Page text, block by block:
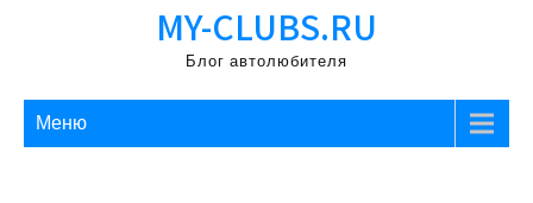
MY-CLUBS.RU
Блог автолюбителя
Меню